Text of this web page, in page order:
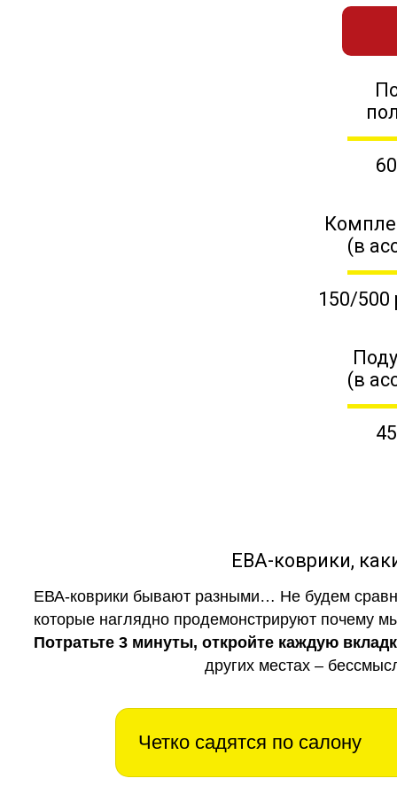
(в
150/500
(в
ЕВА-коврики,
ЕВА-коврики бывают разными… Не будем
которые наглядно продемонстрируют почему
Потратьте 3 минуты, откройте каждую
других местах –
Четко садятся по салону